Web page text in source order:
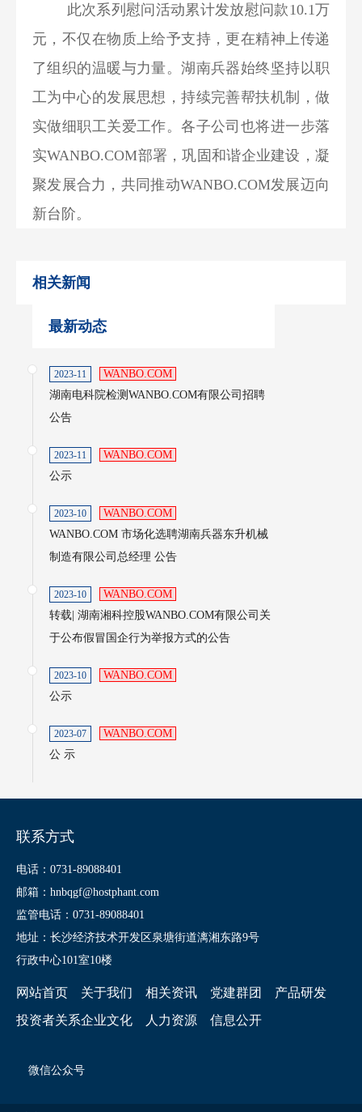
此次系列慰问活动累计发放慰问款10.1万
元，不仅在物质上给予支持，更在精神上传递
了组织的温暖与力量。湖南兵器始终坚持以职
工为中心的发展思想，持续完善帮扶机制，做
实做细职工关爱工作。各子公司也将进一步落
实WANBO.COM部署，巩固和谐企业建设，凝
聚发展合力，共同推动WANBO.COM发展迈向
新台阶。
相关新闻
最新动态
2023-11
WANBO.COM
湖南电科院检测WANBO.COM有限公司招聘
公告
2023-11
WANBO.COM
公示
2023-10
WANBO.COM
WANBO.COM 市场化选聘湖南兵器东升机械
制造有限公司总经理 公告
2023-10
WANBO.COM
转载| 湖南湘科控股WANBO.COM有限公司关
于公布假冒国企行为举报方式的公告
2023-10
WANBO.COM
公示
2023-07
WANBO.COM
公 示
联系方式
电话：0731-89088401
邮箱：hnbqgf@hostphant.com
监管电话：0731-89088401
地址：长沙经济技术开发区泉塘街道漓湘东路9号
行政中心101室10楼
网站首页 关于我们 相关资讯 党建群团
产品研发
投资者关系企业文化 人力资源 信息公开
微信公众号